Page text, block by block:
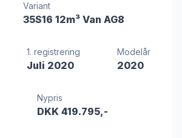
Variant
35S16 12m³ Van AG8
1. registrering
Juli 2020
Modelår
2020
Nypris
DKK 419.795,-